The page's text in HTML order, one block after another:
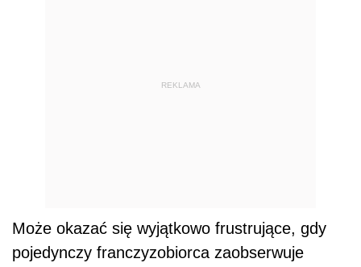
REKLAMA
Może okazać się wyjątkowo frustrujące, gdy
pojedynczy franczyzobiorca zaobserwuje